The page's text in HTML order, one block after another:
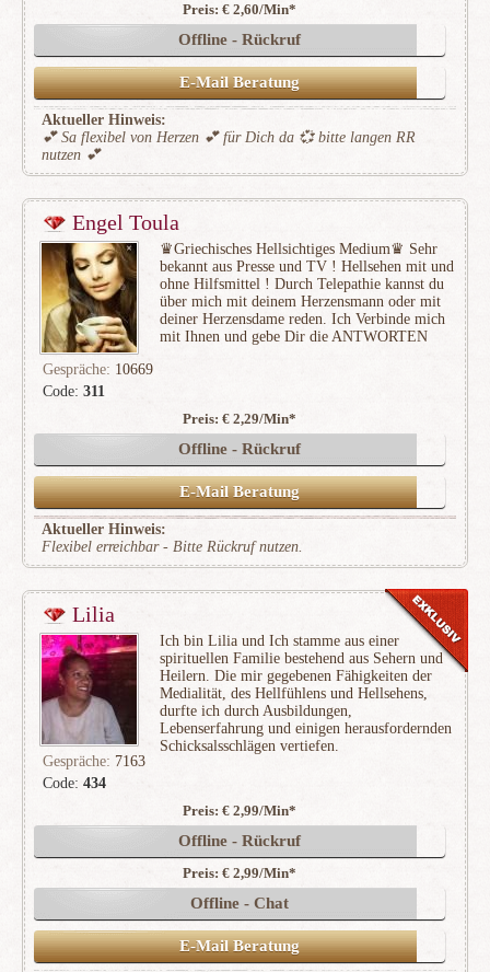
(3960)
Preis: € 2,60/Min*
Offline - Rückruf
E-Mail Beratung
Aktueller Hinweis:
💕 Sa flexibel von Herzen 💕 für Dich da 💞 bitte langen RR
nutzen 💕
Engel Toula
Code: 311
♛Griechisches Hellsichtiges Medium♛ Sehr
bekannt aus Presse und TV ! Hellsehen mit und
ohne Hilfsmittel ! Durch Telepathie kannst du
über mich mit deinem Herzensmann oder mit
deiner Herzensdame reden. Ich Verbinde mich
mit Ihnen und gebe Dir die ANTWORTEN
Gespräche: 10669
(1181)
Preis: € 2,29/Min*
Offline - Rückruf
E-Mail Beratung
Aktueller Hinweis:
Flexibel erreichbar - Bitte Rückruf nutzen.
Lilia
Code: 434
Ich bin Lilia und Ich stamme aus einer
spirituellen Familie bestehend aus Sehern und
Heilern. Die mir gegebenen Fähigkeiten der
Medialität, des Hellfühlens und Hellsehens,
durfte ich durch Ausbildungen,
Lebenserfahrung und einigen herausfordernden
Schicksalsschlägen vertiefen.
Gespräche: 7163
(1778)
Preis: € 2,99/Min*
Offline - Rückruf
Preis: € 2,99/Min*
Offline - Chat
E-Mail Beratung